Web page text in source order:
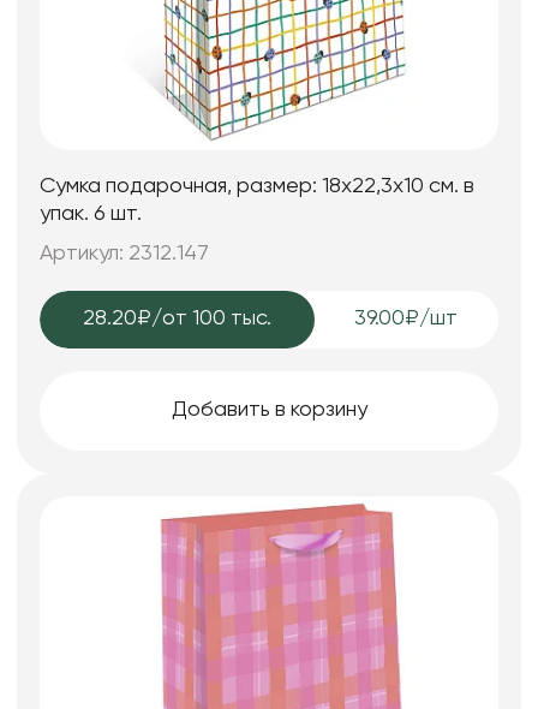
Сумка подарочная, размер: 18х22,3х10 см. в
упак. 6 шт.
Артикул: 2312.147
28.20₽/от 100 тыс. 39.00₽/шт
Добавить в корзину